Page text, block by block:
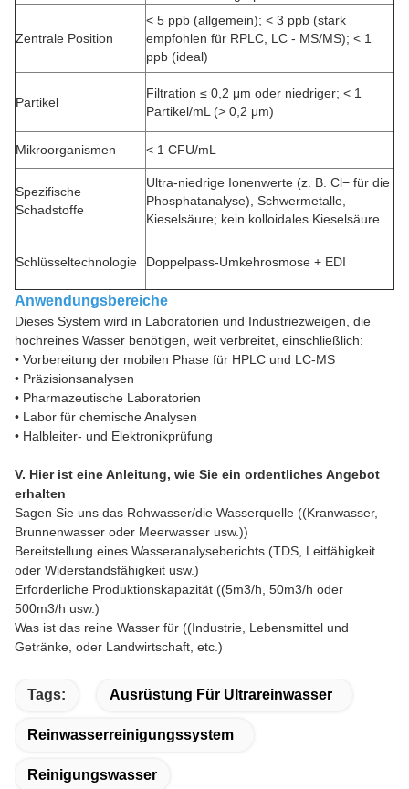
Zentrale Position
< 5 ppb (allgemein); < 3 ppb (stark
empfohlen für RPLC, LC - MS/MS); < 1
ppb (ideal)
Partikel
Filtration ≤ 0,2 μm oder niedriger; < 1
Partikel/mL (> 0,2 μm)
Mikroorganismen < 1 CFU/mL
Spezifische
Schadstoffe
Ultra-niedrige Ionenwerte (z. B. Cl− für die
Phosphatanalyse), Schwermetalle,
Kieselsäure; kein kolloidales Kieselsäure
Schlüsseltechnologie Doppelpass-Umkehrosmose + EDI
Anwendungsbereiche
Dieses System wird in Laboratorien und Industriezweigen, die
hochreines Wasser benötigen, weit verbreitet, einschließlich:
• Vorbereitung der mobilen Phase für HPLC und LC-MS
• Präzisionsanalysen
• Pharmazeutische Laboratorien
• Labor für chemische Analysen
• Halbleiter- und Elektronikprüfung
V. Hier ist eine Anleitung, wie Sie ein ordentliches Angebot
erhalten
Sagen Sie uns das Rohwasser/die Wasserquelle ((Kranwasser,
Brunnenwasser oder Meerwasser usw.))
Bereitstellung eines Wasseranalyseberichts (TDS, Leitfähigkeit
oder Widerstandsfähigkeit usw.)
Erforderliche Produktionskapazität ((5m3/h, 50m3/h oder
500m3/h usw.)
Was ist das reine Wasser für ((Industrie, Lebensmittel und
Getränke, oder Landwirtschaft, etc.)
Tags: Ausrüstung Für Ultrareinwasser
Reinwasserreinigungssystem
Reinigungswasser